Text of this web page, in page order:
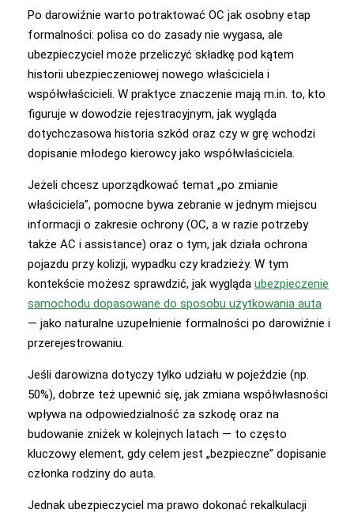
Po darowiźnie warto potraktować OC jak osobny etap
formalności: polisa co do zasady nie wygasa, ale
ubezpieczyciel może przeliczyć składkę pod kątem
historii ubezpieczeniowej nowego właściciela i
współwłaścicieli. W praktyce znaczenie mają m.in. to, kto
figuruje w dowodzie rejestracyjnym, jak wygląda
dotychczasowa historia szkód oraz czy w grę wchodzi
dopisanie młodego kierowcy jako współwłaściciela.
Jeżeli chcesz uporządkować temat „po zmianie
właściciela”, pomocne bywa zebranie w jednym miejscu
informacji o zakresie ochrony (OC, a w razie potrzeby
także AC i assistance) oraz o tym, jak działa ochrona
pojazdu przy kolizji, wypadku czy kradzieży. W tym
kontekście możesz sprawdzić, jak wygląda ubezpieczenie
samochodu dopasowane do sposobu użytkowania auta
— jako naturalne uzupełnienie formalności po darowiźnie i
przerejestrowaniu.
Jeśli darowizna dotyczy tylko udziału w pojeździe (np.
50%), dobrze też upewnić się, jak zmiana współwłasności
wpływa na odpowiedzialność za szkodę oraz na
budowanie zniżek w kolejnych latach — to często
kluczowy element, gdy celem jest „bezpieczne” dopisanie
członka rodziny do auta.
Jednak ubezpieczyciel ma prawo dokonać rekalkulacji